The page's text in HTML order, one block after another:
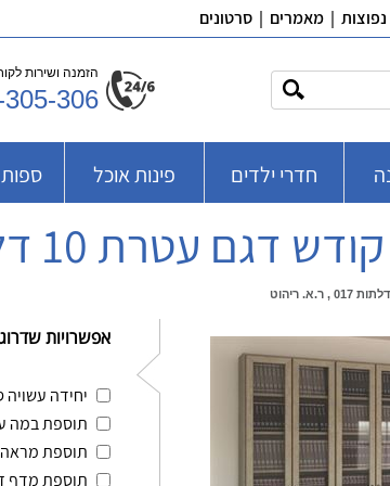
| מאמרים | סרטונים
הזמנה ושירות לקוחות
306
חדרי ילדים פינות אוכל
עטרת 10 דלתות 017 , ר.א. ריהוט
אפשרויות
יחידה עשויה
תוספת במה עובי
תוספת מראה
תוספת מדף